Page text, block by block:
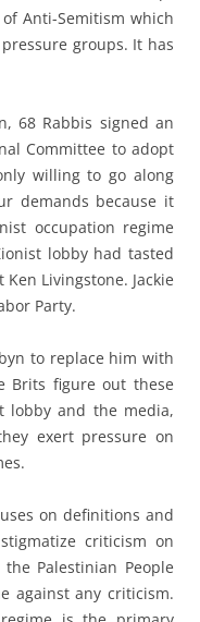
Anti-Semitism which
groups. It has
68 Rabbis signed an
Committee to adopt
willing to go along
demands because it
occupation regime
lobby had tasted
Livingstone. Jackie
Party.
to replace him with
Brits figure out these
lobby and the media,
exert pressure on
on definitions and
criticism on
Palestinian People
against any criticism.